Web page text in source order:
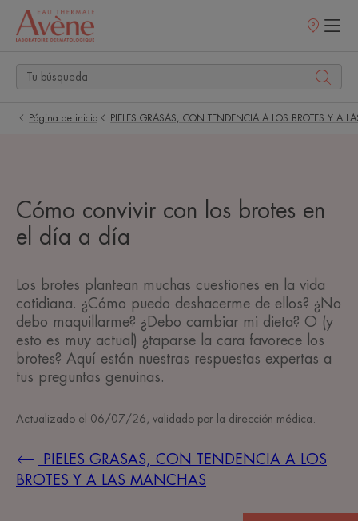
Puntos
Página de inicio PIELES GRASAS, CON TENDENCIA A LOS BROTES Y A
Cómo convivir con los brotes en
el día a día
Los brotes plantean muchas cuestiones en la vida
cotidiana. ¿Cómo puedo deshacerme de ellos? ¿No
debo maquillarme? ¿Debo cambiar mi dieta? O (y
esto es muy actual) ¿taparse la cara favorece los
brotes? Aquí están nuestras respuestas expertas a
tus preguntas genuinas.
Actualizado el 06/07/26 , validado por la dirección médica
PIELES GRASAS, CON TENDENCIA A LOS
BROTES Y A LAS MANCHAS